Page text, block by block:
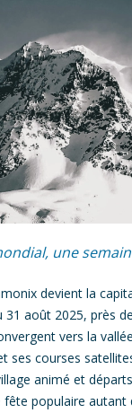
une
devient la
31 août 2025, près
vers la
ses courses
animé et
populaire autant